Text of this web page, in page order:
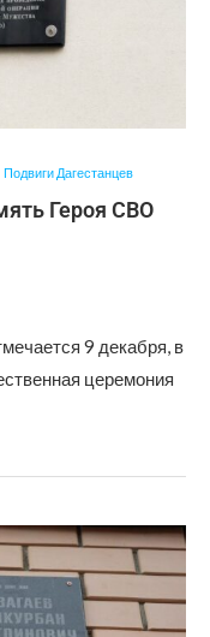
Подвиги Дагестанцев
Героя СВО
9 декабря, в
церемония